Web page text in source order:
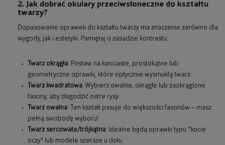
2. Jak dobrać okulary przeciwsłoneczne do kształtu
twarzy?
Dopasowanie oprawek do kształtu twarzy ma znaczenie zarówno dla
wygody, jak i estetyki. Pamiętaj o zasadzie kontrastu:
Twarz okrągła: Postaw na kanciaste, prostokątne lub
geometryczne oprawki, które optycznie wysmuklą twarz.
Twarz kwadratowa: Wybierz owalne, okrągłe lub zaokrąglone
fasony, aby złagodzić ostre rysy.
Twarz owalna: Ten kształt pasuje do większości fasonów – masz
pełną swobodę wyboru!
Twarz sercowata/trójkątna: Idealne będą oprawki typu "kocie
oczy" lub modele szersze u dołu.